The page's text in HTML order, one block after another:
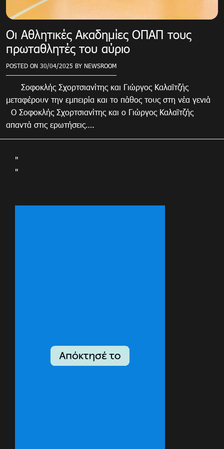
Οι Αθλητικές Ακαδημίες ΟΠΑΠ τους
πρωταθλητές του αύριο
POSTED ON 30/04/2025 BY NEWSROOM
Σοφοκλής Σχορτσιανίτης και Γιώργος Καλαϊτζής
μεταφέρουν την εμπειρία και το πάθος τους στη νέα γενιά
Ο Σοφοκλής Σχορτσιανίτης και ο Γιώργος Καλαϊτζής
απαντά στις ερωτήσεις….
"
"